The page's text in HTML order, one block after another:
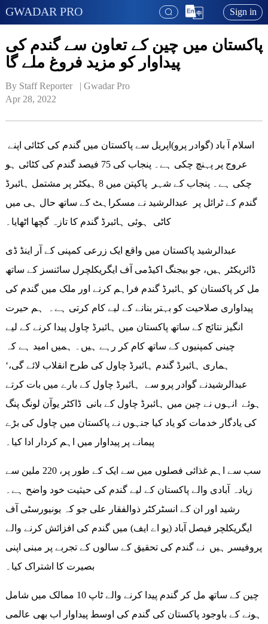
GWADAR PRO Sign in
پاکستان میں چین کے تعاون سے گندم کی
پیداوار کو مزید فروغ ملے گا
By Staff Reporter   | Gwadar Pro
Apr 28, 2022
عروج پر پہنچ چکی ہے۔ پنجاب کی 75 فیصد گندم کی کٹائی ہو
چکی ہے۔ پنجاب کے شہر پاکپتن میں 8 ہیکٹر پر مشتمل ہائبرڈ
گندم کے ٹرائل پر عبدالرشید نے مسکراہٹ کے ساتھ حال ہی میں
کاٹی ہوئی ہائبرڈ گندم کا تازہ گچھا اٹھایا۔
عبدالرشید پاکستان میں واقع ایک زرعی کمپنی کے آر اینڈ ڈی
ڈائریکٹر ہیں، جو بیجنگ اکیڈمی آف ایگریکلچرل سائنسز کے ساتھ
مل کر پاکستان کو ہائبرڈ گندم فراہم کرنے اور ملک میں گندم کی
پیداواری صلاحیت کو بہتر بنانے کے لیے کام کرتی ہے۔ ہم حیرت
انگیز نتائج کے ساتھ پاکستان میں ہائبرڈ چاول پیدا کرنے کے لیے
چینی کمپنیوں کے ساتھ کام کر رہے ہیں۔ ہمیں امید ہے کہ
ہماری ہائبرڈ گندم ہائبرڈ چاول کی طرح انقلاب لائے گی،‘
عبدالرشیدنے گوادر پرو سے ہائبرڈ چاول کے بارے میں بات کرتے
ہوئے انہوں نے چین میں ہائبرڈ چاول کے بانی ڈاکٹر یوآن لونگ پنگ
کی یادگار خدمات کو یاد کیا جنہوں نے پاکستان میں چاول کی بڑے
پیمانے پر پیداوار میں اہم کردار ادا کیا۔
سب سے اہم غذائی فصلوں میں سے ایک کے طور پر، 220 ملین سے
زیادہ آبادی والے پاکستان کے لیے گندم کی حیثیت خود واضح ہے۔
رشید اور ان کے انسٹرکٹر ذوالفقار علی جو کہ یونیورسٹی آف
ایگریکلچر فیصل آباد (یو اے ایف) میں گندم کی افزائش کرنے والے
پروفیسر ہیں نے گندم کی تحقیق کے سالوں کے تجربے پر مبنی اپنی
بصیرت کا اشتراک کیا۔
چین کے ساتھ مل کر گندم پیدا کرنے والے ٹاپ 10 ممالک میں شامل
ہونے کے باوجود پاکستان کی گندم کی اوسط پیداوار اب بھی عالمی